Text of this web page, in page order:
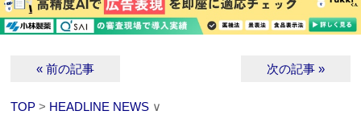
« 前の記事 次の記事 »
TOP > HEADLINE NEWS ∨